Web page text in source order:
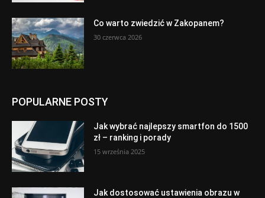
Co warto zwiedzić w Zakopanem?
30 czerwca 2026
POPULARNE POSTY
Jak wybrać najlepszy smartfon do 1500
zł – ranking i porady
15 września 2025
Jak dostosować ustawienia obrazu w